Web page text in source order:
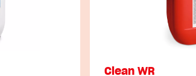
Clean WR